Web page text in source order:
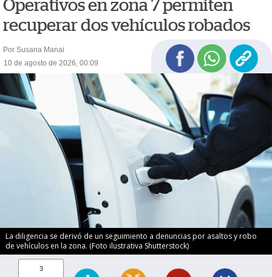
Operativos en zona 7 permiten
recuperar dos vehículos robados
Por Susana Manai
10 de agosto de 2026, 00:09
La diligencia se derivó de un seguimiento a denuncias por asaltos y robo
de vehículos en la zona. (Foto ilustrativa Shutterstock)
3